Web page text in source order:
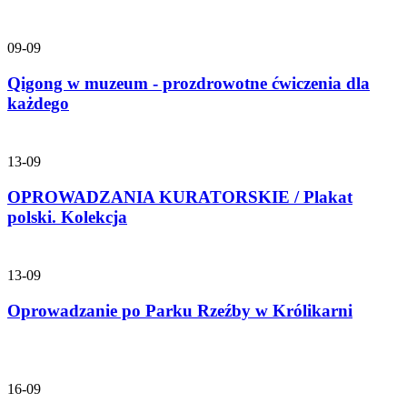
09-09
Qigong w muzeum - prozdrowotne ćwiczenia dla
każdego
13-09
OPROWADZANIA KURATORSKIE / Plakat
polski. Kolekcja
13-09
Oprowadzanie po Parku Rzeźby w Królikarni
16-09